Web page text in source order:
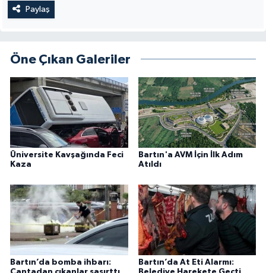
Paylaş
Öne Çıkan Galeriler
Üniversite Kavşağında Feci
Kaza
Bartın'a AVM İçin İlk Adım
Atıldı
Bartın’da bomba ihbarı:
Bartın’da At Eti Alarmı: